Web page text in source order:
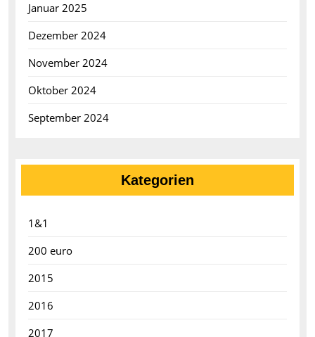
Januar 2025
Dezember 2024
November 2024
Oktober 2024
September 2024
Kategorien
1&1
200 euro
2015
2016
2017